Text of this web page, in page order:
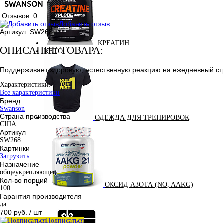
КРЕАТИН
KETO
ОДЕЖДА ДЛЯ ТРЕНИРОВОК
ОКСИД АЗОТА (NO, AAKG)
Отзывов: 0
Добавить отзыв
Артикул: SW268
ОПИСАНИЕ ТОВАРА:
Поддерживает здоровую, естественную реакцию на ежедневный
Характеристики:
Все характеристики
Бренд
Swanson
Страна производства
США
Артикул
SW268
Картинки
Загрузить
Назначение
общеукрепляющее
Кол-во порций
100
Гарантия производителя
да
700 руб. / шт
Подписаться